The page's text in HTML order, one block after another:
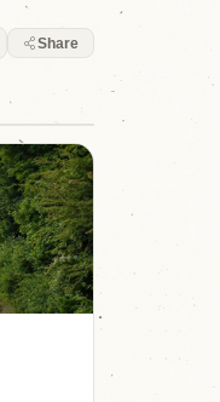
Share